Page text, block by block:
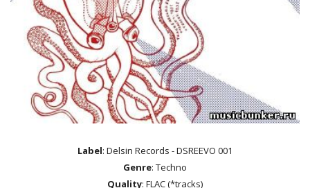
Label: Delsin Records - DSREEVO 001
Genre: Techno
Quality: FLAC (*tracks)